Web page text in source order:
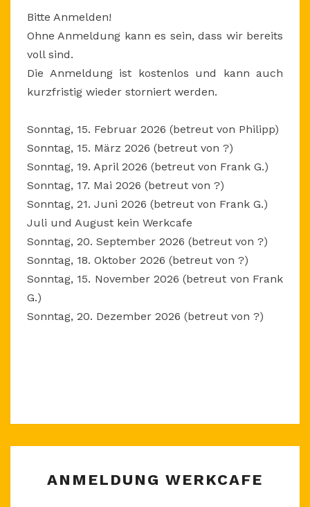
Bitte Anmelden!
Ohne Anmeldung kann es sein, dass wir bereits
voll sind.
Die Anmeldung ist kostenlos und kann auch
kurzfristig wieder storniert werden.
Sonntag, 15. Februar 2026 (betreut von Philipp)
Sonntag, 15. März 2026 (betreut von ?)
Sonntag, 19. April 2026 (betreut von Frank G.)
Sonntag, 17. Mai 2026 (betreut von ?)
Sonntag, 21. Juni 2026 (betreut von Frank G.)
Juli und August kein Werkcafe
Sonntag, 20. September 2026 (betreut von ?)
Sonntag, 18. Oktober 2026 (betreut von ?)
Sonntag, 15. November 2026 (betreut von Frank
G.)
Sonntag, 20. Dezember 2026 (betreut von ?)
WERKCAFE
ANMELDUNG WERKCAFE